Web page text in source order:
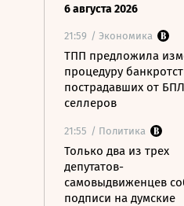
6 августа 2026
21:59 / Экономика
ТПП предложила
процедуру
пострадавших от
селлеров
21:55 / Политика
Только два из трех
депутатов-
самовыдвиженцев
подписи на думские